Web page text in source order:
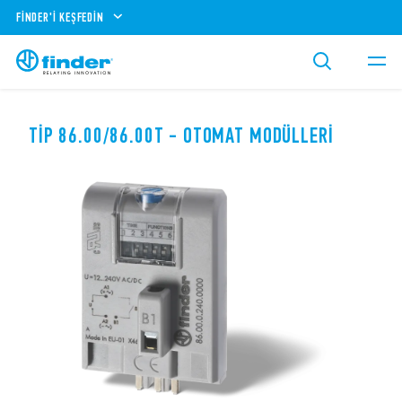
FINDER'I KEŞFEDIN
TIP 86.00/86.00T - OTOMAT MODÜLLERI